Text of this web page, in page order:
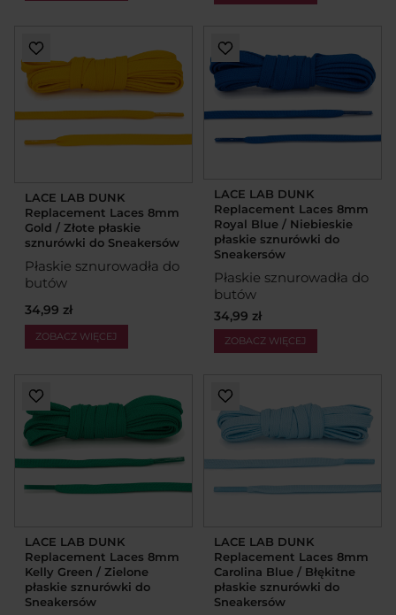
LACE LAB DUNK
Replacement Laces 8mm
Gold / Złote płaskie
sznurówki do Sneakersów
Płaskie sznurowadła do
butów
34,99 zł
ZOBACZ WIĘCEJ
LACE LAB DUNK
Replacement Laces 8mm
Royal Blue / Niebieskie
płaskie sznurówki do
Sneakersów
Płaskie sznurowadła do
butów
34,99 zł
ZOBACZ WIĘCEJ
LACE LAB DUNK
Replacement Laces 8mm
Kelly Green / Zielone
płaskie sznurówki do
Sneakersów
LACE LAB DUNK
Replacement Laces 8mm
Carolina Blue / Błękitne
płaskie sznurówki do
Sneakersów